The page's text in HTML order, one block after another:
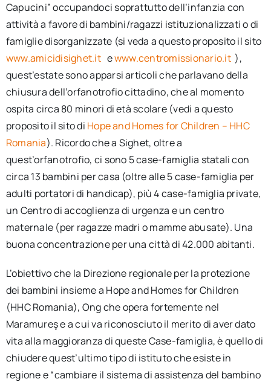
Capucini” occupandoci soprattutto dell’infanzia con
attività a favore di bambini/ragazzi istituzionalizzati o di
famiglie disorganizzate (si veda a questo proposito il sito
www.amicidisighet.it ewww.centromissionario.it ),
quest’estate sono apparsi articoli che parlavano della
chiusura dell’orfanotrofio cittadino, che al momento
ospita circa 80 minori di età scolare (vedi a questo
proposito il sito di Hope and Homes for Children – HHC
Romania). Ricordo che a Sighet, oltre a
quest’orfanotrofio, ci sono 5 case-famiglia statali con
circa 13 bambini per casa (oltre alle 5 case-famiglia per
adulti portatori di handicap), più 4 case-famiglia private,
un Centro di accoglienza di urgenza e un centro
maternale (per ragazze madri o mamme abusate). Una
buona concentrazione per una città di 42.000 abitanti.
L’obiettivo che la Direzione regionale per la protezione
dei bambini insieme a Hope and Homes for Children
(HHC Romania), Ong che opera fortemente nel
Maramureş e a cui va riconosciuto il merito di aver dato
vita alla maggioranza di queste Case-famiglia, è quello di
chiudere quest’ultimo tipo di istituto che esiste in
regione e “cambiare il sistema di assistenza del bambino